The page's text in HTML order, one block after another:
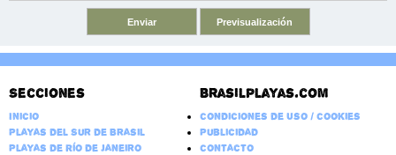
Secciones
Inicio
Playas del Sur de Brasil
Playas de Río de Janeiro
Brasilplayas.com
Condiciones de Uso / Cookies
Publicidad
Contacto